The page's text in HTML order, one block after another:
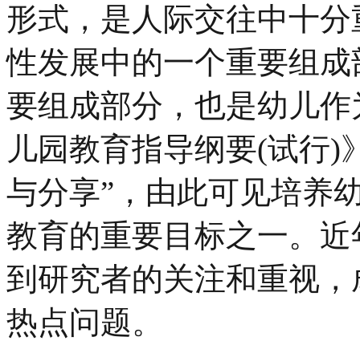
形式，是人际交往中十
性发展中的一个重要组
要组成部分，也是幼儿
儿园教育指导纲要(试行)
与分享”，由此可见培养
教育的重要目标之一。
到研究者的关注和重视
热点问题。